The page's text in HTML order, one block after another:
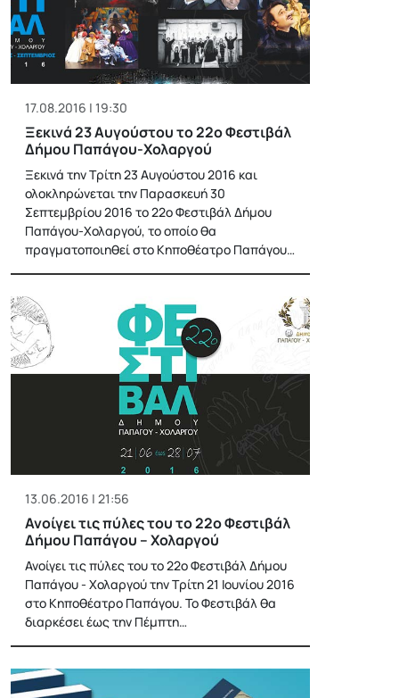
17.08.2016 | 19:30
Ξεκινά 23 Αυγούστου το 22ο Φεστιβάλ
Δήμου Παπάγου-Χολαργού
Ξεκινά την Τρίτη 23 Αυγούστου 2016 και
ολοκληρώνεται την Παρασκευή 30
Σεπτεμβρίου 2016 το 22ο Φεστιβάλ Δήμου
Παπάγου-Χολαργού, το οποίο θα
πραγματοποιηθεί στο Κηποθέατρο Παπάγου…
13.06.2016 | 21:56
Ανοίγει τις πύλες του το 22ο Φεστιβάλ
Δήμου Παπάγου – Χολαργού
Ανοίγει τις πύλες του το 22ο Φεστιβάλ Δήμου
Παπάγου - Χολαργού την Τρίτη 21 Ιουνίου 2016
στο Κηποθέατρο Παπάγου. Το Φεστιβάλ θα
διαρκέσει έως την Πέμπτη…